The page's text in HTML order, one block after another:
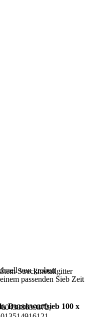
Streckmetallgitter
von groben
passenden Sieb Zeit
Durchwurfsieb 100 x